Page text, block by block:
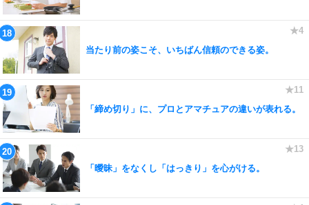
当たり前の姿こそ、いちばん信頼のできる姿。
「締め切り」に、プロとアマチュアの違いが表れる。
「曖昧」をなくし「はっきり」を心がける。